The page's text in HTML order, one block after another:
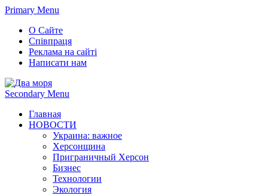
Primary Menu
О Сайте
Співпраця
Реклама на сайті
Написати нам
Secondary Menu
Главная
НОВОСТИ
Украина: важное
Херсонщина
Приграничный Херсон
Бизнес
Технологии
Экология